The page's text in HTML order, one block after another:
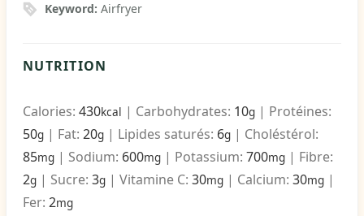
Keyword:Airfryer
NUTRITION
Calories: 430kcal | Carbohydrates: 10g | Protéines:
50g | Fat: 20g | Lipides saturés: 6g | Choléstérol:
85mg | Sodium: 600mg | Potassium: 700mg | Fibre:
2g | Sucre: 3g | Vitamine C: 30mg | Calcium: 30mg |
Fer: 2mg